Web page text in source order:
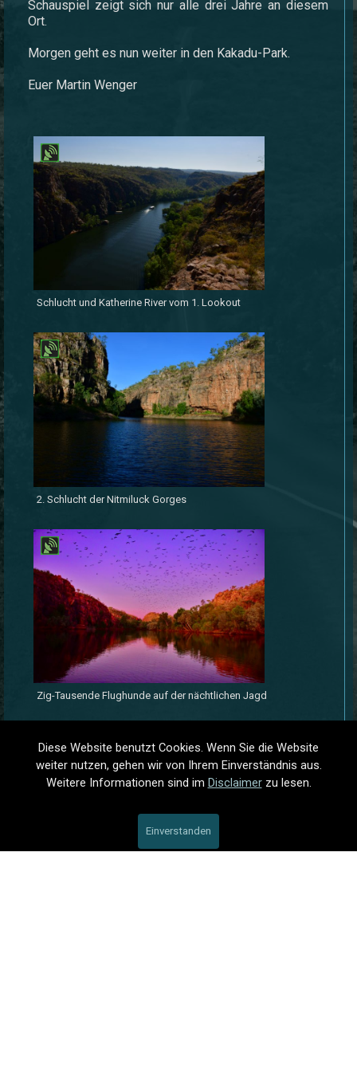
Schauspiel zeigt sich nur alle drei Jahre an diesem
Ort.
Morgen geht es nun weiter in den Kakadu-Park.
Euer Martin Wenger
Schlucht und Katherine River vom 1. Lookout
2. Schlucht der Nitmiluck Gorges
Zig-Tausende Flughunde auf der nächtlichen Jagd
Timeline
Diese Website benutzt Cookies. Wenn Sie die Website
weiter nutzen, gehen wir von Ihrem Einverständnis aus.
Weitere Informationen sind im Disclaimer zu lesen.
Einverstanden